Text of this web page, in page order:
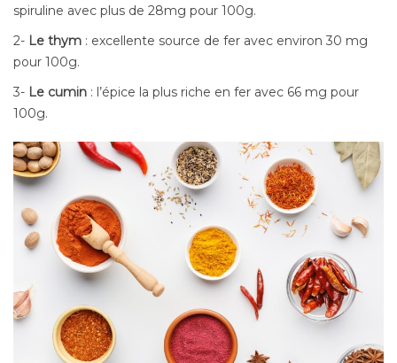
spiruline avec plus de 28mg pour 100g.
2- Le thym : excellente source de fer avec environ 30 mg
pour 100g.
3- Le cumin : l’épice la plus riche en fer avec 66 mg pour
100g.